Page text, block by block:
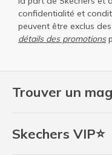
Trouver un
Skechers VIP⭐
confidentialité et
peuvent être exclus
détails des promotions